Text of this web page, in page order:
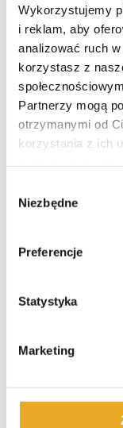
Wykorzystujemy
i reklam, aby
analizować ruch
korzystasz z
Partnerzy mogą
otrzymanymi od
korzystania z ich
zgody
Niezbędne
Preferencje
Statystyka
Marketing